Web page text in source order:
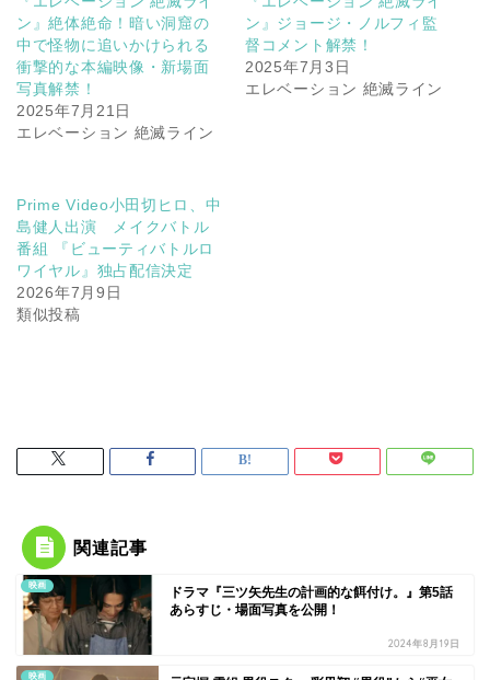
ン』絶体絶命！暗い洞窟の
中で怪物に追いかけられる
衝撃的な本編映像・新場面
写真解禁！
2025年7月21日
エレベーション 絶滅ライン
ン』ジョージ・ノルフィ監
督コメント解禁！
2025年7月3日
エレベーション 絶滅ライン
Prime Video小田切ヒロ、中
島健人出演 メイクバトル
番組 『ビューティバトルロ
ワイヤル』独占配信決定
2026年7月9日
類似投稿
関連記事
映画
ドラマ『三ツ矢先生の計画的な餌付け。』第5話
あらすじ・場面写真を公開！
2024年8月19日
映画